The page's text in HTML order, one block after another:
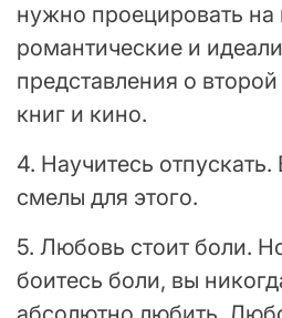
нужно проецировать на
романтические и
представления о
книг и кино.
4. Научитесь отпускать.
смелы для этого.
5. Любовь стоит боли.
боитесь боли, вы